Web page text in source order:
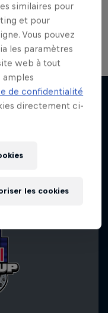
similaires pour
et pour
Vous pouvez
les paramètres
web à tout
amples
de confidentialité
directement ci-
les cookies